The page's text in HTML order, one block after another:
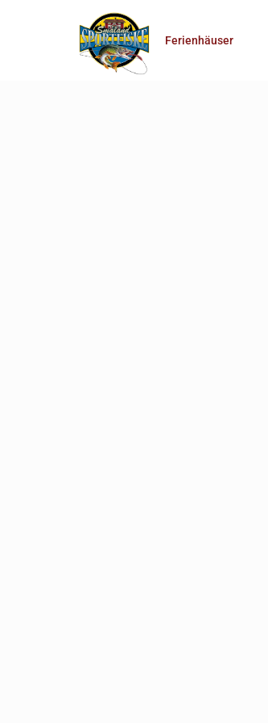
Ferienhäuser
Mehr Suchoptionen